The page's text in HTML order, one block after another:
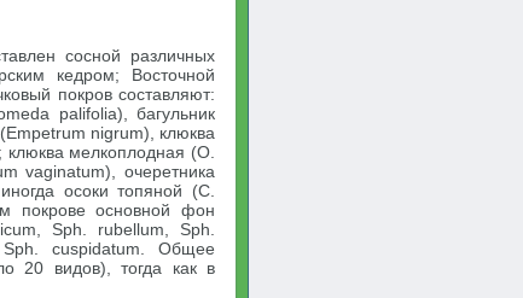
сосной различных
кедром; Восточной
покров составляют:
palifolia), багульник
nigrum), клюква
клюква мелкоплодная (О.
vaginatum), очеретника
осоки топяной (С.
покрове основной фон
Sph. rubellum, Sph.
cuspidatum. Общее
20 видов), тогда как в